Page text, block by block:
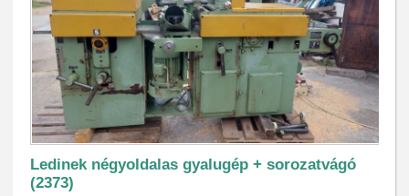
Ledinek négyoldalas gyalugép + sorozatvágó
(2373)